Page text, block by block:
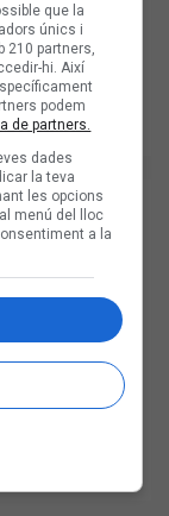
que la
únics i
partners,
hi. Així
podem
de partners.
dades
la teva
les opcions
menú del lloc
a la